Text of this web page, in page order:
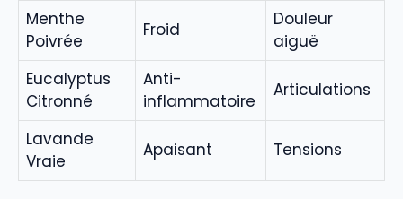
Menthe
Poivrée
Froid
Douleur
aiguë
Eucalyptus
Citronné
Anti-
inflammatoire
Articulations
Lavande
Vraie
Apaisant Tensions